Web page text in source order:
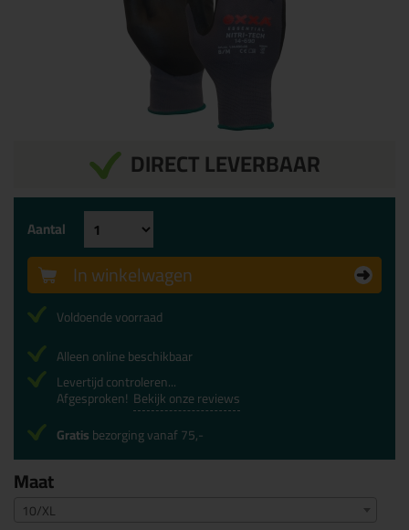
DIRECT LEVERBAAR
Maat
10/XL
Aantal
In winkelwagen
Voldoende voorraad
Alleen online beschikbaar
Levertijd controleren...
Afgesproken! Bekijk onze reviews
Gratisbezorging vanaf 75,-